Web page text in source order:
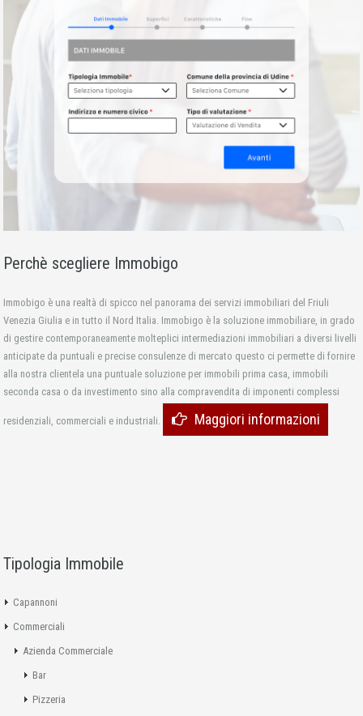
Perchè scegliere Immobigo
Immobigo è una realtà di spicco nel panorama dei servizi immobiliari del Friuli
Venezia Giulia e in tutto il Nord Italia. Immobigo è la soluzione immobiliare, in grado
di gestire contemporaneamente molteplici intermediazioni immobiliari a diversi livelli
anticipate da puntuali e precise consulenze di mercato questo ci permette di fornire
alla nostra clientela una puntuale soluzione per immobili prima casa, immobili
seconda casa o da investimento sino alla compravendita di imponenti complessi
residenziali, commerciali e industriali. Maggiori informazioni
Tipologia Immobile
Capannoni
Commerciali
Azienda Commerciale
Bar
Pizzeria